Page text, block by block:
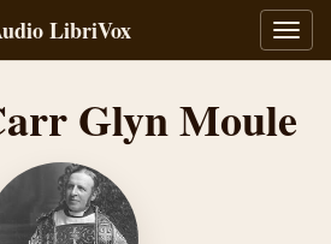
la
LibriVox
Glyn Moule